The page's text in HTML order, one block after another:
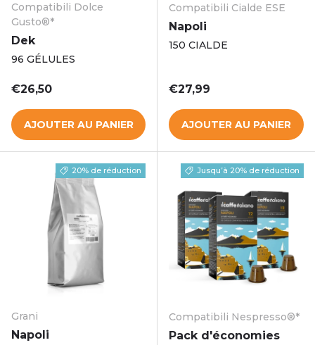
Compatibili Dolce
Gusto®*
Dek
96 GÉLULES
Prix habituel
€26,50
AJOUTER AU PANIER
Compatibili Cialde ESE
Napoli
150 CIALDE
Prix habituel
€27,99
AJOUTER AU PANIER
20% de réduction
Grani
Napoli
Jusqu’à 20% de réduction
Compatibili Nespresso®*
Pack d'économies